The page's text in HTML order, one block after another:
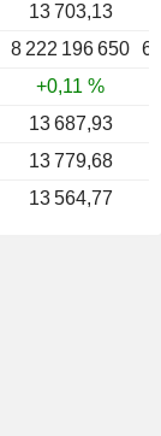
13 703,13
8 222 196 650 6
+0,11 %
13 687,93
13 779,68
13 564,77